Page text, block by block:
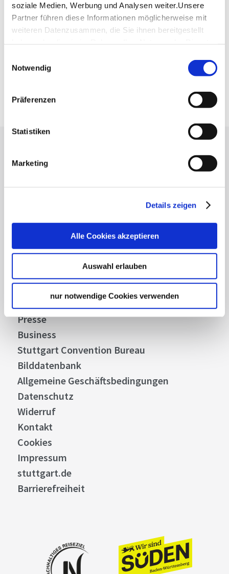
soziale Medien, Werbung und Analysen weiter.Unsere
Partner führen diese Informationen möglicherweise mit
weiteren Datenzusammen, die Sie ihnen bereitgestellt
Impressum
Notwendig
Präferenzen
Statistiken
Marketing
Details zeigen
Alle Cookies akzeptieren
Auswahl erlauben
nur notwendige Cookies verwenden
Planen Sie Ihre Anreise
Verkehrs- und Tarifverbund Stuttgart GmbH
Google Maps Route
Mit unserem Newsletter bleiben Sie zu Events,
Abonnieren
Über uns
Presse
Business
Stuttgart Convention Bureau
Bilddatenbank
Allgemeine Geschäftsbedingungen
Datenschutz
Widerruf
Kontakt
Cookies
Impressum
stuttgart.de
Barrierefreiheit